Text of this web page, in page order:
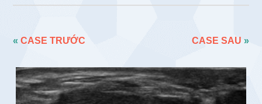
«CASE TRƯỚC CASE SAU »